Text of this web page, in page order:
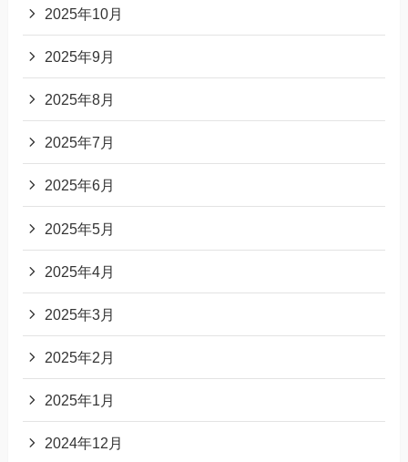
2025年10月
2025年9月
2025年8月
2025年7月
2025年6月
2025年5月
2025年4月
2025年3月
2025年2月
2025年1月
2024年12月